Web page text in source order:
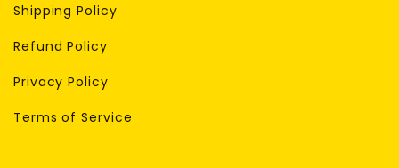
Shipping Policy
Refund Policy
Privacy Policy
Terms of Service